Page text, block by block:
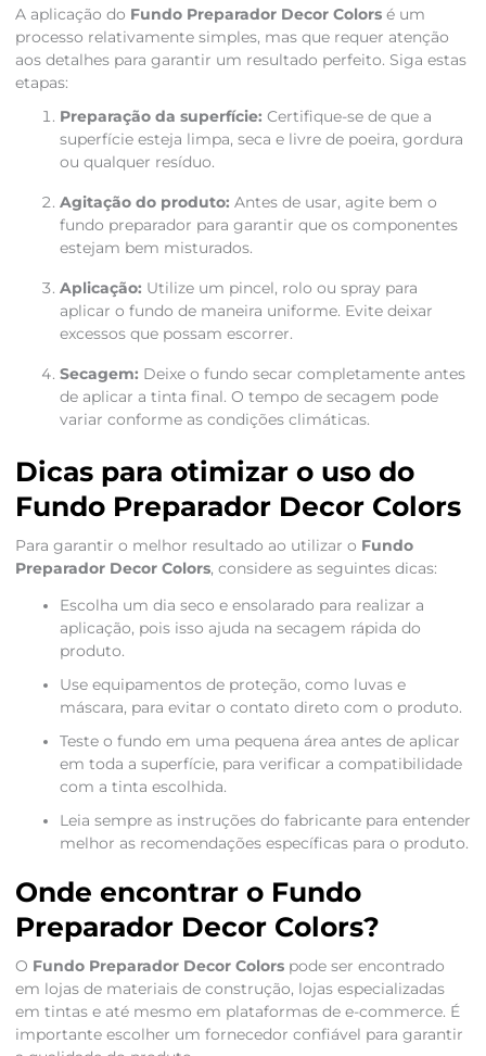
A aplicação do Fundo Preparador Decor Colorsé um
processo relativamente simples, mas que requer atenção
aos detalhes para garantir um resultado perfeito. Siga estas
etapas:
Preparação da superfície: Certifique-se de que a
superfície esteja limpa, seca e livre de poeira, gordura
ou qualquer resíduo.
Agitação do produto: Antes de usar, agite bem o
fundo preparador para garantir que os componentes
estejam bem misturados.
Aplicação: Utilize um pincel, rolo ou spray para
aplicar o fundo de maneira uniforme. Evite deixar
excessos que possam escorrer.
Secagem: Deixe o fundo secar completamente antes
de aplicar a tinta final. O tempo de secagem pode
variar conforme as condições climáticas.
Dicas para otimizar o uso do
Fundo Preparador Decor Colors
Para garantir o melhor resultado ao utilizar o Fundo
Preparador Decor Colors, considere as seguintes dicas:
Escolha um dia seco e ensolarado para realizar a
aplicação, pois isso ajuda na secagem rápida do
produto.
Use equipamentos de proteção, como luvas e
máscara, para evitar o contato direto com o produto.
Teste o fundo em uma pequena área antes de aplicar
em toda a superfície, para verificar a compatibilidade
com a tinta escolhida.
Leia sempre as instruções do fabricante para entender
melhor as recomendações específicas para o produto.
Onde encontrar o Fundo
Preparador Decor Colors?
O Fundo Preparador Decor Colorspode ser encontrado
em lojas de materiais de construção, lojas especializadas
em tintas e até mesmo em plataformas de e-commerce. É
importante escolher um fornecedor confiável para garantir